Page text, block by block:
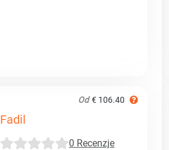
Od € 106.40
Fadil
0 Recenzje